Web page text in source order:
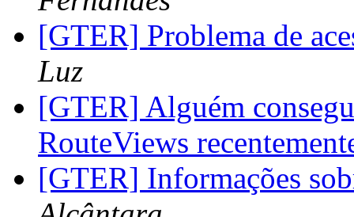
[GTER] Problema de
Luz
[GTER] Alguém
RouteViews
[GTER] Informações